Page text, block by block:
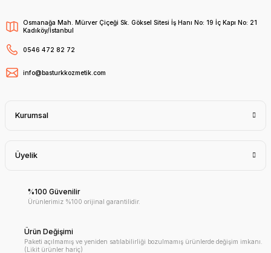
Osmanağa Mah. Mürver Çiçeği Sk. Göksel Sitesi İş Hanı No: 19 İç Kapı No: 21
Kadıköy/İstanbul
0546 472 82 72
info@basturkkozmetik.com
Kurumsal
Üyelik
%100 Güvenilir
Ürünlerimiz %100 orijinal garantilidir.
Ürün Değişimi
Paketi açılmamış ve yeniden satılabilirliği bozulmamış ürünlerde değişim imkanı.
(Likit ürünler hariç)